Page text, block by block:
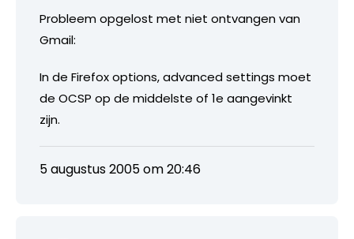
Probleem opgelost met niet ontvangen van
Gmail:
In de Firefox options, advanced settings moet
de OCSP op de middelste of 1e aangevinkt
zijn.
5 augustus 2005 om 20:46